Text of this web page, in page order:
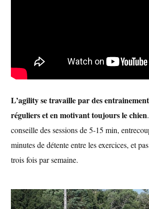
L’agility se travaille par des
réguliers et en motivant toujours le chien
conseille des sessions de 5-15 min,
minutes de détente entre les exercices, et
trois fois par semaine.